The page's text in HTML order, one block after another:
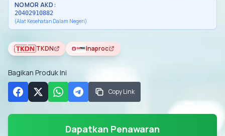
NOMOR AKD:
20402910882
(Alat Kesehatan Dalam Negeri)
TKDN Inaproc
Bagikan Produk Ini
Copy Link
Dapatkan Penawaran